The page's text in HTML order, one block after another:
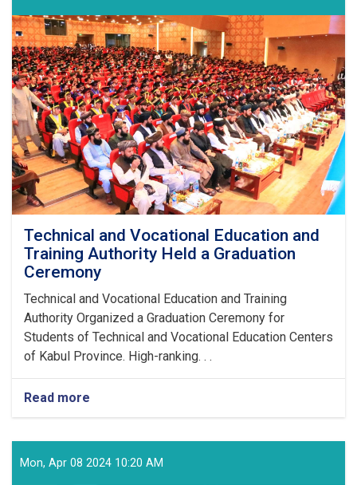
Technical and Vocational Education and
Training Authority Held a Graduation
Ceremony
Technical and Vocational Education and Training
Authority Organized a Graduation Ceremony for
Students of Technical and Vocational Education Centers
of Kabul Province. High-ranking. . .
Read more
Technical
Vocational
Education
Mon, Apr 08 2024 10:20 AM